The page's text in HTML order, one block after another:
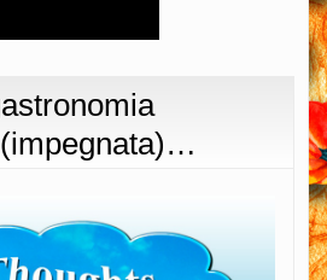
(impegnata)…